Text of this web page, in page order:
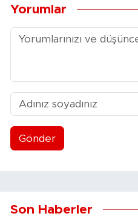
Yorumlar
Gönder
Son Haberler